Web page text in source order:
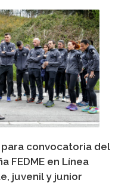
convocatoria del
FEDME en Línea
juvenil y junior